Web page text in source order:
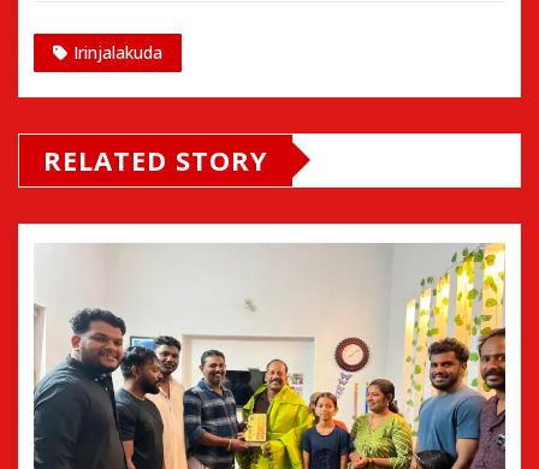
Irinjalakuda
RELATED STORY